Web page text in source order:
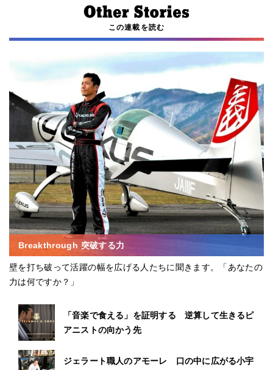
この連載を読む
Breakthrough 突破する力
壁を打ち破って活躍の幅を広げる人たちに聞きます。「あなたの
力は何ですか？」
「音楽で食える」を証明する 逆算して生きるピ
アニストの向かう先
ジェラート職人のアモーレ 口の中に広がる小宇